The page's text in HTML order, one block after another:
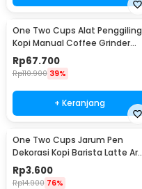
One Two Cups Alat Penggiling
Kopi Manual Coffee Grinder
Adjustable - CF4146
Rp67.700
Rp110.900 39%
+ Keranjang
One Two Cups Jarum Pen
Dekorasi Kopi Barista Latte Art
Needle 13cm - F3F27
Rp3.600
Rp14.900 76%